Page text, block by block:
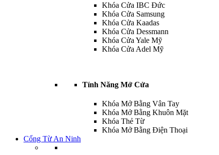
Khóa Cửa IBC Đức
Khóa Cửa Samsung
Khóa Cửa Kaadas
Khóa Cửa Dessmann
Khóa Cửa Yale Mỹ
Khóa Cửa Adel Mỹ
Tính Năng Mở Cửa
Khóa Mở Bằng Vân Tay
Khóa Mở Bằng Khuôn Mặt
Khóa Thẻ Từ
Khóa Mở Bằng Điện Thoại
Cổng Từ An Ninh